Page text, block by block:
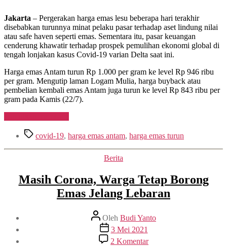
stabil-
di-
atas-
1-
800/#more-
1804″
class=”more-
link”.800″
Tipis
di
Tengah
Kekhawatiran
Varian
Jakarta – Pergerakan harga emas lesu beberapa hari terakhir
disebabkan turunnya minat pelaku pasar terhadap aset lindung nilai
atau safe haven seperti emas. Sementara itu, pasar keuangan
cenderung khawatir terhadap prospek pemulihan ekonomi global di
tengah lonjakan kasus Covid-19 varian Delta saat ini.
Harga emas Antam turun Rp 1.000 per gram ke level Rp 946 ribu
per gram. Mengutip laman Logam Mulia, harga buyback atau
pembelian kembali emas Antam juga turun ke level Rp 843 ribu per
gram pada Kamis (22/7).
Turun
di
Varian
Tag covid-19, harga emas antam, harga emas turun
Kategori
Berita
Masih Corona, Warga Tetap Borong
Emas Jelang Lebaran
Penulis
artikel
Oleh Budi Yanto
Tanggal
artikel
3 Mei 2021
2 Komentarpada
Masih